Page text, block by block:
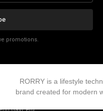
RORRY is a lifestyle
brand created for modern
promotions.